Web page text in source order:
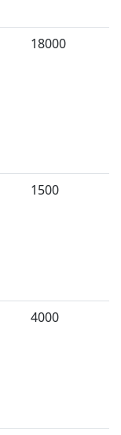
18000
1500
4000